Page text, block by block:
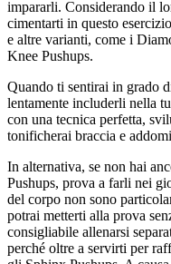
impararli. Considerando il
cimentarti in questo
e altre varianti, come i
Knee Pushups.
Quando ti sentirai in grado
lentamente includerli nella
con una tecnica perfetta,
tonificherai braccia e
In alternativa, se non hai
Pushups, prova a farli nei
del corpo non sono
potrai metterti alla prova
consigliabile allenarsi
perché oltre a servirti per